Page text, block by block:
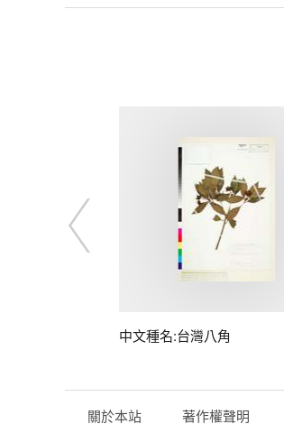
中文種名:台灣八角
關於本站 著作權聲明